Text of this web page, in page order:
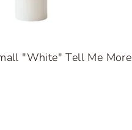
"White" Tell Me More